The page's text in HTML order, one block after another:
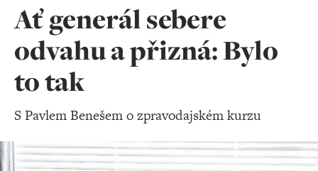
Ať generál sebere
odvahu a přizná: Bylo
to tak
S Pavlem Benešem o zpravodajském kurzu